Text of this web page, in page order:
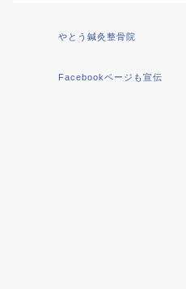
やとう鍼灸整骨院
Facebookページも宣伝